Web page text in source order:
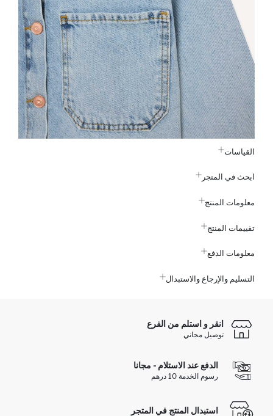
القياسات
ابحث في المتجر
معلومات المنتج
تقييمات المنتج
معلومات الدفع
التسليم والإرجاع والاستبدال
انقر و استلم من الفرع
توصيل مجاني
الدفع عند الاستلام - مجانا
رسوم الخدمة 10 درهم
استبدال المنتج في المتجر